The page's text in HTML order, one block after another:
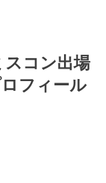
スコン出場
フィール